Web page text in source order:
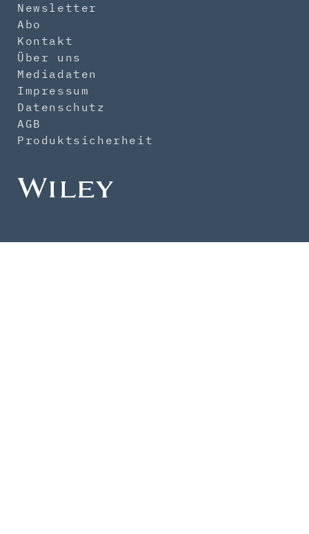
Newsletter
Abo
Kontakt
Über uns
Mediadaten
Impressum
Datenschutz
AGB
Produktsicherheit